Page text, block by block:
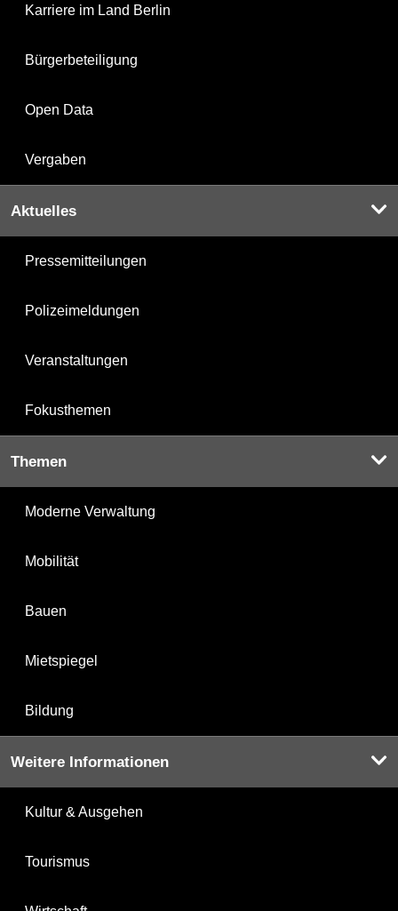
Karriere im Land Berlin
Bürgerbeteiligung
Open Data
Vergaben
Aktuelles
Pressemitteilungen
Polizeimeldungen
Veranstaltungen
Fokusthemen
Themen
Moderne Verwaltung
Mobilität
Bauen
Mietspiegel
Bildung
Weitere Informationen
Kultur & Ausgehen
Tourismus